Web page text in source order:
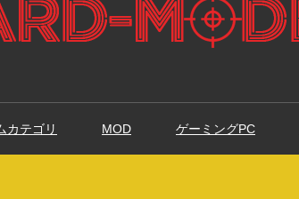
カテゴリ MOD ゲーミングPC